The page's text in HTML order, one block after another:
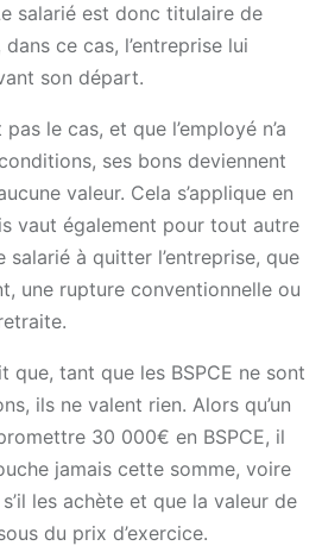
salarié est donc titulaire de
ce cas, l’entreprise lui
son départ.
le cas, et que l’employé n’a
ses bons deviennent
valeur. Cela s’applique en
vaut également pour tout autre
à quitter l’entreprise, que
une rupture conventionnelle ou
que, tant que les BSPCE ne sont
ils ne valent rien. Alors qu’un
30 000€ en BSPCE, il
jamais cette somme, voire
s’il les achète et que la valeur de
du prix d’exercice.